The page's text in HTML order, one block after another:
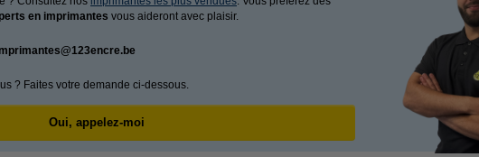
en imprimantes vous aideront avec plaisir.
? Faites votre demande ci-dessous.
Oui, appelez-moi